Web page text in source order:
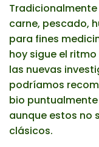
carne, pescado,
para fines
hoy sigue el
las nuevas
podríamos
bio
aunque estos no
clásicos.